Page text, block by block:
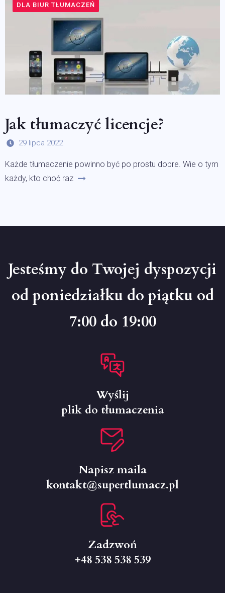
DLA BIUR TŁUMACZEŃ
Jak tłumaczyć licencje?
29 lipca 2022
Każde tłumaczenie powinno być po prostu dobre. Wie o tym
każdy, kto choć raz
Jesteśmy do Twojej dyspozycji
od poniedziałku do piątku od
7:00 do 19:00
Wyślij
plik do tłumaczenia
Napisz maila
kontakt@supertlumacz.pl
Zadzwoń
+48 538 538 539